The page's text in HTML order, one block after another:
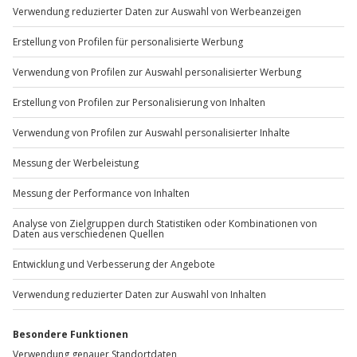
Sichere Dir attraktive Firmenkunden Vorteile.
+49 89 / 60 60 89 700
Mo-Fr: 9-17 Uhr
b2b@jochen-schweizer.de
www.b2b.jochen-schweizer.de/
Artikelnummer: 58048
Andere Produkte entdecken